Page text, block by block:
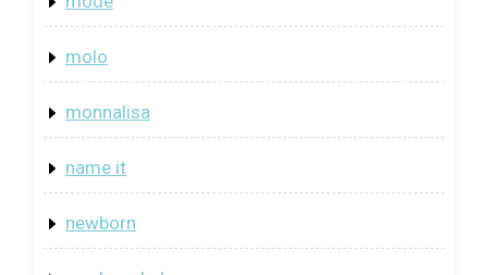
molo
monnalisa
name it
newborn